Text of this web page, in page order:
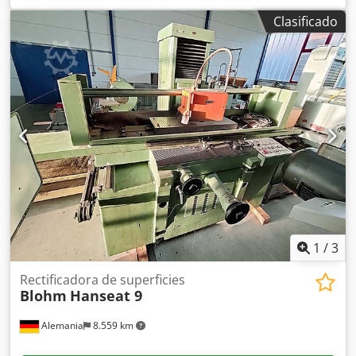
ancho de lijado:600 mm, altura de rectificado:500 mm,
diámetro de disco rectificador:400 mm, tipo de control:
Control NC, DETALLES TÉCNICOS Control: NC Ergomatic
Longitud de rectificado: 800 mm Ancho de rectificado: 600
mm Altura de rectificado: 500 mm Diámetro de la muela:
400 mm EQUIPAMIENTO Placa de sujeción
electromagnética Sistema de limpieza de refrigerante
Chodpfxsxl Sifo Abbja
Clasificado
1 /3
Alemania 8.559 km
Rectificadora de superficies
Blohm Hanseat 9